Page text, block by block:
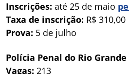
Inscrições: até 25 de maio
Taxa de inscrição: R$ 310,00
Prova: 5 de julho
Polícia Penal do Rio Grande
Vagas: 213